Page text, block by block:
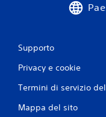
Supporto
Privacy e cookie
Termini di servizio
Mappa del sito